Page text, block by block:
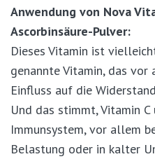
Anwendung von Nova
Ascorbinsäure-Pulver:
Dieses Vitamin ist
genannte Vitamin, das
Einfluss auf die
Und das stimmt, Vitamin
Immunsystem, vor allem
Belastung oder in kalter